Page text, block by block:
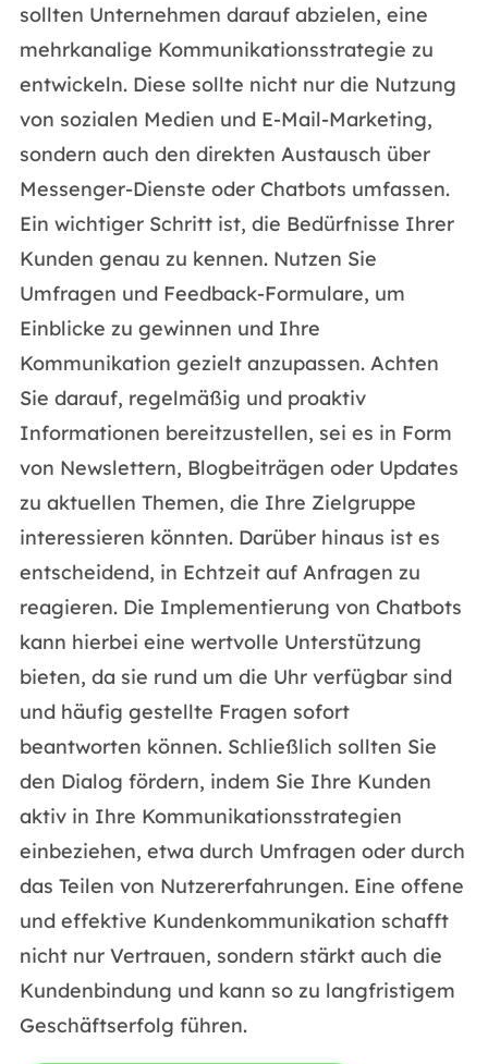
sollten Unternehmen darauf abzielen, eine
mehrkanalige Kommunikationsstrategie zu
entwickeln. Diese sollte nicht nur die Nutzung
von sozialen Medien und E-Mail-Marketing,
sondern auch den direkten Austausch über
Messenger-Dienste oder Chatbots umfassen.
Ein wichtiger Schritt ist, die Bedürfnisse Ihrer
Kunden genau zu kennen. Nutzen Sie
Umfragen und Feedback-Formulare, um
Einblicke zu gewinnen und Ihre
Kommunikation gezielt anzupassen. Achten
Sie darauf, regelmäßig und proaktiv
Informationen bereitzustellen, sei es in Form
von Newslettern, Blogbeiträgen oder Updates
zu aktuellen Themen, die Ihre Zielgruppe
interessieren könnten. Darüber hinaus ist es
entscheidend, in Echtzeit auf Anfragen zu
reagieren. Die Implementierung von Chatbots
kann hierbei eine wertvolle Unterstützung
bieten, da sie rund um die Uhr verfügbar sind
und häufig gestellte Fragen sofort
beantworten können. Schließlich sollten Sie
den Dialog fördern, indem Sie Ihre Kunden
aktiv in Ihre Kommunikationsstrategien
einbeziehen, etwa durch Umfragen oder durch
das Teilen von Nutzererfahrungen. Eine offene
und effektive Kundenkommunikation schafft
nicht nur Vertrauen, sondern stärkt auch die
Kundenbindung und kann so zu langfristigem
Geschäftserfolg führen.